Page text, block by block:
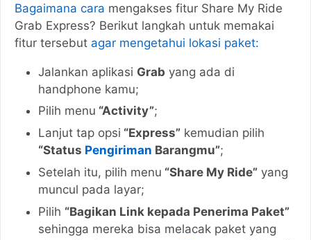
Bagaimana cara mengakses fitur Share My Ride
Grab Express? Berikut langkah untuk memakai
fitur tersebut agar mengetahui lokasi paket:
Jalankan aplikasi Grab yang ada di
handphone kamu;
Pilih menu “Activity”;
Lanjut tap opsi “Express” kemudian pilih
“Status Pengiriman Barangmu”;
Setelah itu, pilih menu “Share My Ride” yang
muncul pada layar;
Pilih “Bagikan Link kepada Penerima Paket”
sehingga mereka bisa melacak paket yang